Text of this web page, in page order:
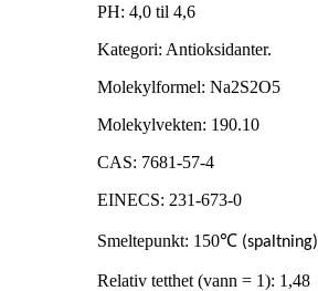
PH: 4,0 til 4,6
Kategori: Antioksidanter.
Molekylformel: Na2S2O5
Molekylvekten: 190.10
CAS: 7681-57-4
EINECS: 231-673-0
Smeltepunkt: 150℃ (spaltning)
Relativ tetthet (vann = 1): 1,48